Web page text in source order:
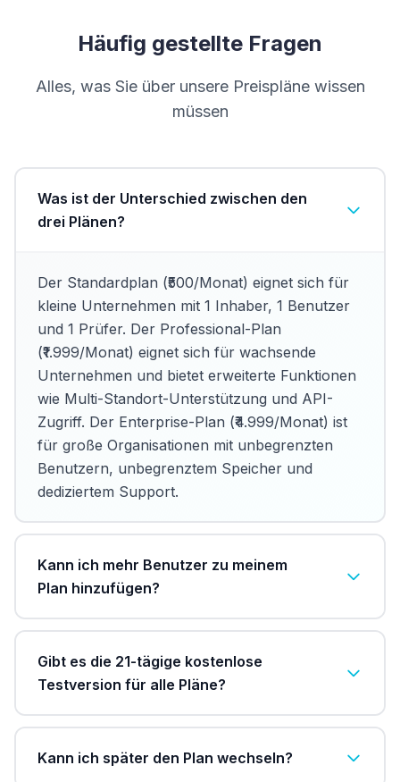
Häufig gestellte Fragen
Alles, was Sie über unsere Preispläne wissen
müssen
Was ist der Unterschied zwischen den
drei Plänen?
Der Standardplan (₹500/Monat) eignet sich für
kleine Unternehmen mit 1 Inhaber, 1 Benutzer
und 1 Prüfer. Der Professional-Plan
(₹1.999/Monat) eignet sich für wachsende
Unternehmen und bietet erweiterte Funktionen
wie Multi-Standort-Unterstützung und API-
Zugriff. Der Enterprise-Plan (₹4.999/Monat) ist
für große Organisationen mit unbegrenzten
Benutzern, unbegrenztem Speicher und
dediziertem Support.
Kann ich mehr Benutzer zu meinem
Plan hinzufügen?
Gibt es die 21-tägige kostenlose
Testversion für alle Pläne?
Kann ich später den Plan wechseln?